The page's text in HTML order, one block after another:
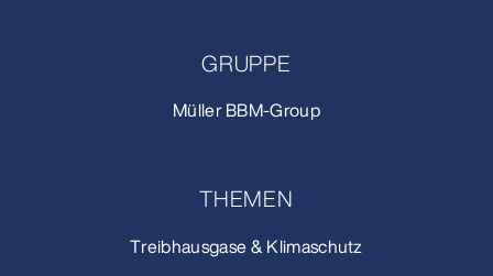
GRUPPE
Müller BBM-Group
THEMEN
Treibhausgase & Klimaschutz